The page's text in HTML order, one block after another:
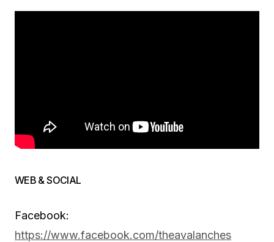
WEB & SOCIAL
Facebook:
https://www.facebook.com/theavalanches